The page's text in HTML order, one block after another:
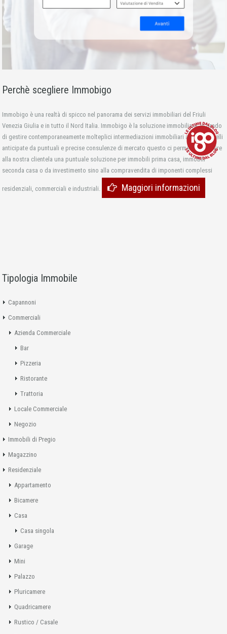
Perchè scegliere Immobigo
Immobigo è una realtà di spicco nel panorama dei servizi immobiliari del Friuli
Venezia Giulia e in tutto il Nord Italia. Immobigo è la soluzione immobiliare, in grado
di gestire contemporaneamente molteplici intermediazioni immobiliari a diversi livelli
anticipate da puntuali e precise consulenze di mercato questo ci permette di fornire
alla nostra clientela una puntuale soluzione per immobili prima casa, immobili
seconda casa o da investimento sino alla compravendita di imponenti complessi
residenziali, commerciali e industriali. Maggiori informazioni
Tipologia Immobile
Capannoni
Commerciali
Azienda Commerciale
Bar
Pizzeria
Ristorante
Trattoria
Locale Commerciale
Negozio
Immobili di Pregio
Magazzino
Residenziale
Appartamento
Bicamere
Casa
Casa singola
Garage
Mini
Palazzo
Pluricamere
Quadricamere
Rustico / Casale